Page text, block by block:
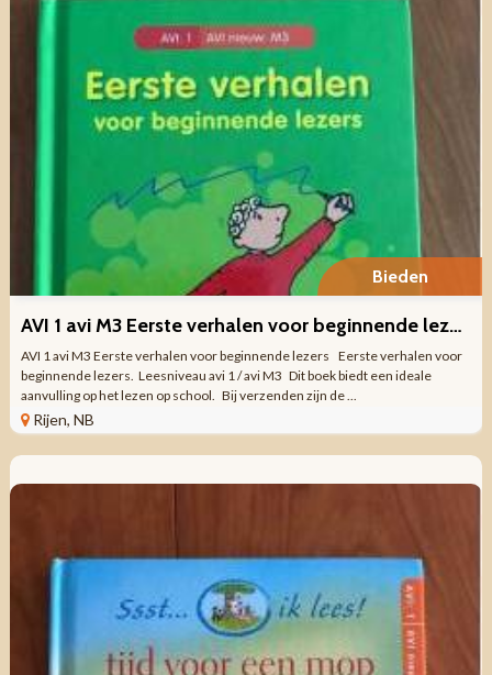
Bieden
AVI 1 avi M3 Eerste verhalen voor beginnende lezers
AVI 1 avi M3 Eerste verhalen voor beginnende lezers Eerste verhalen voor
beginnende lezers. Leesniveau avi 1 / avi M3 Dit boek biedt een ideale
aanvulling op het lezen op school. Bij verzenden zijn de ...
Rijen, NB